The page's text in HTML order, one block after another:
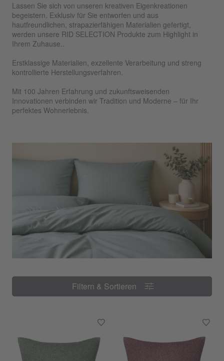
Lassen Sie sich von unseren kreativen Eigenkreationen
begeistern. Exklusiv für Sie entworfen und aus
hautfreundlichen, strapazierfähigen Materialien gefertigt,
werden unsere RID SELECTION Produkte zum Highlight in
Ihrem Zuhause..
Erstklassige Materialien, exzellente Verarbeitung und streng
kontrollierte Herstellungsverfahren.
Mit 100 Jahren Erfahrung und zukunftsweisenden
Innovationen verbinden wir Tradition und Moderne – für Ihr
perfektes Wohnerlebnis.
Filtern & Sortieren
Filtern & Sortieren